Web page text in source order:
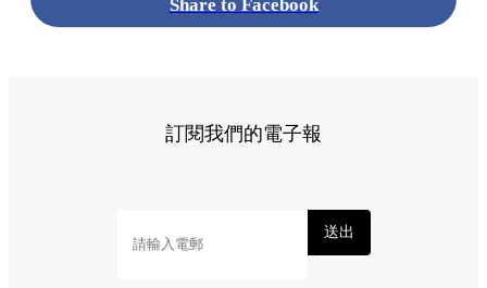
Share to Facebook
訂閱我們的電子報
送出